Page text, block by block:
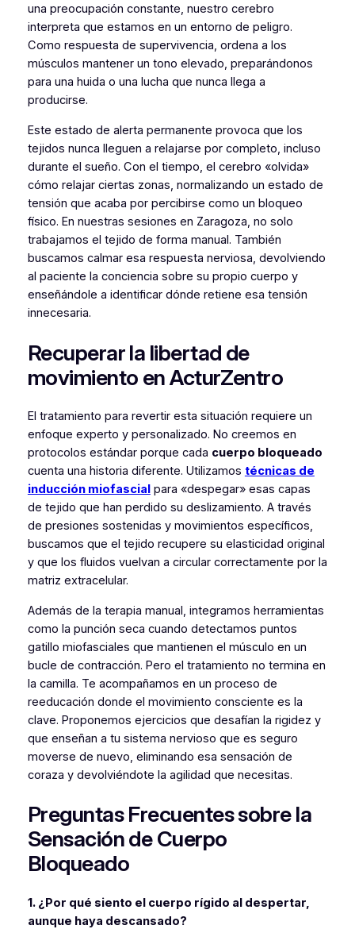
una preocupación constante, nuestro cerebro
interpreta que estamos en un entorno de peligro.
Como respuesta de supervivencia, ordena a los
músculos mantener un tono elevado, preparándonos
para una huida o una lucha que nunca llega a
producirse.
Este estado de alerta permanente provoca que los
tejidos nunca lleguen a relajarse por completo, incluso
durante el sueño. Con el tiempo, el cerebro «olvida»
cómo relajar ciertas zonas, normalizando un estado de
tensión que acaba por percibirse como un bloqueo
físico. En nuestras sesiones en Zaragoza, no solo
trabajamos el tejido de forma manual. También
buscamos calmar esa respuesta nerviosa, devolviendo
al paciente la conciencia sobre su propio cuerpo y
enseñándole a identificar dónde retiene esa tensión
innecesaria.
Recuperar la libertad de
movimiento en ActurZentro
El tratamiento para revertir esta situación requiere un
enfoque experto y personalizado. No creemos en
protocolos estándar porque cada cuerpo bloqueado
cuenta una historia diferente. Utilizamos técnicas de
inducción miofascialpara «despegar» esas capas
de tejido que han perdido su deslizamiento. A través
de presiones sostenidas y movimientos específicos,
buscamos que el tejido recupere su elasticidad original
y que los fluidos vuelvan a circular correctamente por la
matriz extracelular.
Además de la terapia manual, integramos herramientas
como la punción seca cuando detectamos puntos
gatillo miofasciales que mantienen el músculo en un
bucle de contracción. Pero el tratamiento no termina en
la camilla. Te acompañamos en un proceso de
reeducación donde el movimiento consciente es la
clave. Proponemos ejercicios que desafían la rigidez y
que enseñan a tu sistema nervioso que es seguro
moverse de nuevo, eliminando esa sensación de
coraza y devolviéndote la agilidad que necesitas.
Preguntas Frecuentes sobre la
Sensación de Cuerpo
Bloqueado
1. ¿Por qué siento el cuerpo rígido al despertar,
aunque haya descansado?